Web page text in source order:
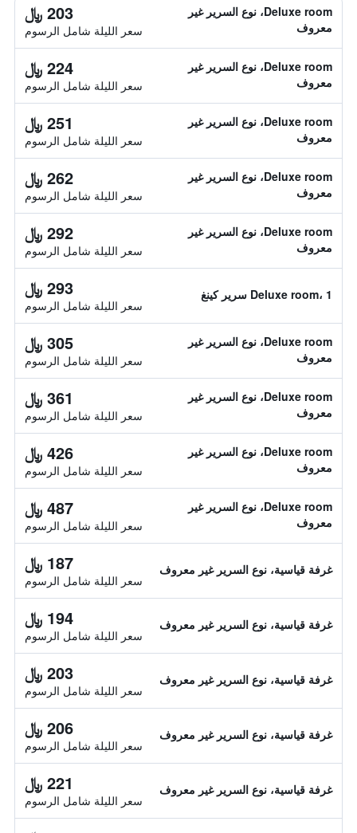
Deluxe room، نوع السرير غير
معروف
203 ﷼
سعر الليلة شامل الرسوم
Deluxe room، نوع السرير غير
معروف
224 ﷼
سعر الليلة شامل الرسوم
Deluxe room، نوع السرير غير
معروف
251 ﷼
سعر الليلة شامل الرسوم
Deluxe room، نوع السرير غير
معروف
262 ﷼
سعر الليلة شامل الرسوم
Deluxe room، نوع السرير غير
معروف
292 ﷼
سعر الليلة شامل الرسوم
Deluxe room، 1 سرير كينغ 293 ﷼
سعر الليلة شامل الرسوم
Deluxe room، نوع السرير غير
معروف
305 ﷼
سعر الليلة شامل الرسوم
Deluxe room، نوع السرير غير
معروف
361 ﷼
سعر الليلة شامل الرسوم
Deluxe room، نوع السرير غير
معروف
426 ﷼
سعر الليلة شامل الرسوم
Deluxe room، نوع السرير غير
معروف
487 ﷼
سعر الليلة شامل الرسوم
غرفة قياسية، نوع السرير غير معروف 187 ﷼
سعر الليلة شامل الرسوم
غرفة قياسية، نوع السرير غير معروف 194 ﷼
سعر الليلة شامل الرسوم
غرفة قياسية، نوع السرير غير معروف 203 ﷼
سعر الليلة شامل الرسوم
غرفة قياسية، نوع السرير غير معروف 206 ﷼
سعر الليلة شامل الرسوم
غرفة قياسية، نوع السرير غير معروف 221 ﷼
سعر الليلة شامل الرسوم